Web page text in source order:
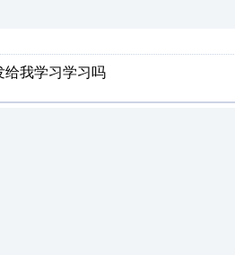
给我学习学习吗